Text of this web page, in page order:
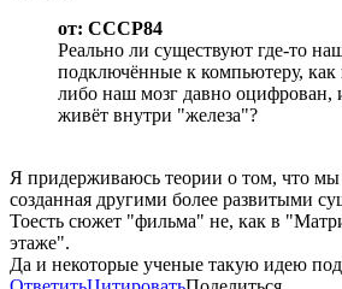
от: CCCP84
Реально ли существуют где-то
подключённые к компьютеру,
либо наш мозг давно оцифрован,
живёт внутри "железа"?
Я придерживаюсь теории о том, что мы
созданная другими более развитыми
Тоесть сюжет "фильма" не, как в
этаже".
Да и некоторые ученые такую идею